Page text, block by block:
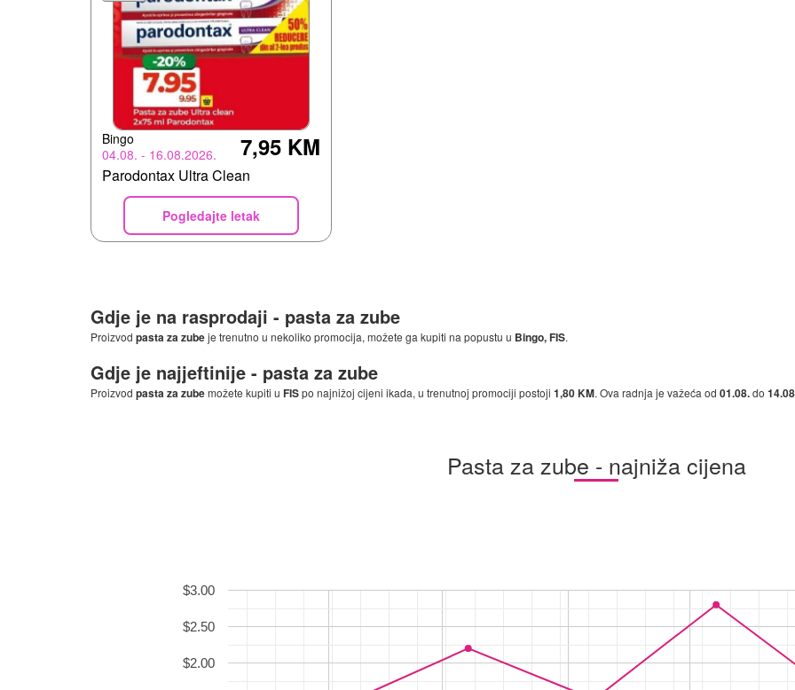
Bingo
04.08. - 16.08.2026.
7,95 KM
Parodontax Ultra Clean
Pogledajte letak
Gdje je na rasprodaji - pasta za zube
Proizvod pasta za zubeje trenutno u nekoliko promocija, možete ga kupiti na popustu u Bingo, FIS.
Gdje je najjeftinije - pasta za zube
Proizvod pasta za zubemožete kupiti u FISpo najnižoj cijeni ikada, u trenutnoj promociji postoji 1,80 KM. Ova radnja je važeća od 01.08.do
Pasta za zube - najniža cijena
$2.00
$2.50
$3.00